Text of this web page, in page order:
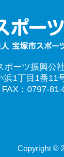
ポーツ振興公
1丁目1番11
：0797-81-
Copyright ©